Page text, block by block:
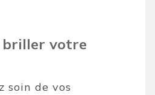
briller votre
soin de vos